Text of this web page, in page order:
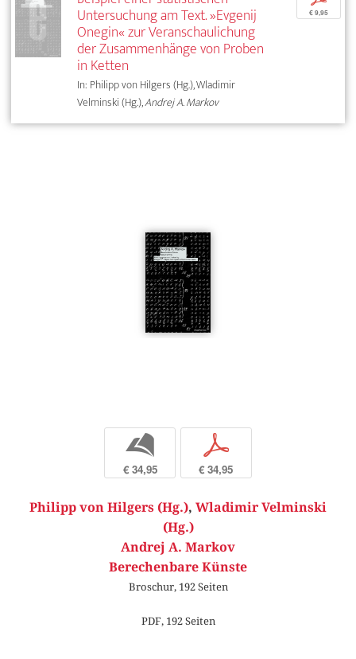
Untersuchung am Text. »Evgenij
Onegin« zur Veranschaulichung
der Zusammenhänge von Proben
in Ketten
In: Philipp von Hilgers (Hg.), Wladimir
Velminski (Hg.),Andrej A. Markov
€ 9,95
b
€ 34,95
p
€ 34,95
Philipp von Hilgers (Hg.), Wladimir Velminski
(Hg.)
Andrej A. Markov
Berechenbare Künste
Broschur, 192 Seiten
PDF, 192 Seiten